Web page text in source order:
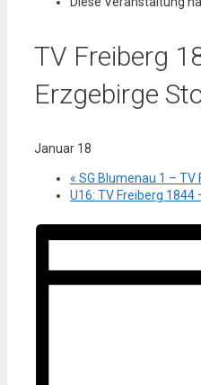
TV Freiberg
Erzgebirge
Januar 18
« SG Blumenau 1 – TV
U16: TV Freiberg 1844